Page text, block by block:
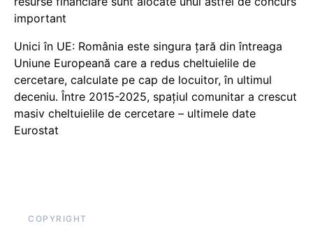
important
Unici în UE: România este singura țară din întreaga
Uniune Europeană care a redus cheltuielile de
cercetare, calculate pe cap de locuitor, în ultimul
deceniu. Între 2015-2025, spațiul comunitar a crescut
masiv cheltuielile de cercetare – ultimele date
Eurostat
COPYRIGHT